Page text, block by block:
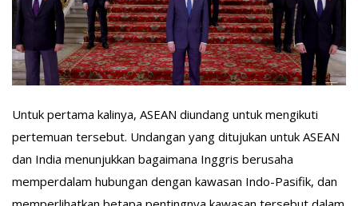
Untuk pertama kalinya, ASEAN diundang untuk mengikuti
pertemuan tersebut. Undangan yang ditujukan untuk ASEAN
dan India menunjukkan bagaimana Inggris berusaha
memperdalam hubungan dengan kawasan Indo-Pasifik, dan